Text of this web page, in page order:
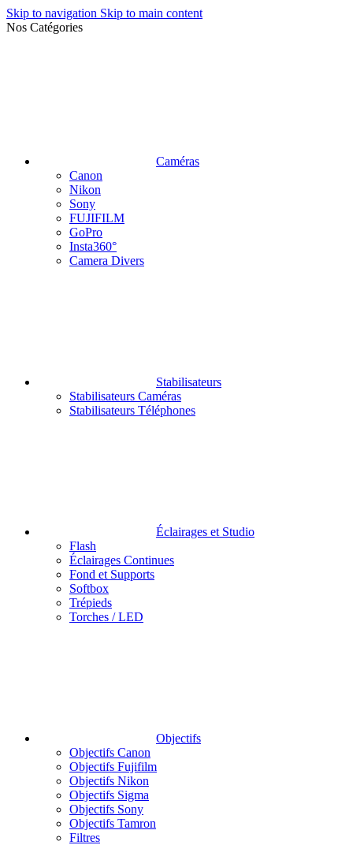
Skip to navigation Skip to main content
Nos Catégories
Caméras
Canon
Nikon
Sony
FUJIFILM
GoPro
Insta360°
Camera Divers
Stabilisateurs
Stabilisateurs Caméras
Stabilisateurs Téléphones
Éclairages et Studio
Flash
Éclairages Continues
Fond et Supports
Softbox
Trépieds
Torches / LED
Objectifs
Objectifs Canon
Objectifs Fujifilm
Objectifs Nikon
Objectifs Sigma
Objectifs Sony
Objectifs Tamron
Filtres